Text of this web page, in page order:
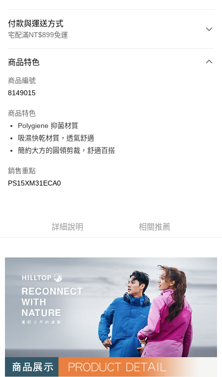
付款與運送方式
宅配滿NT$899免運
信用卡一次付款
LINE Pay
悠遊付
Google Pay
運送方式
宅配
每筆NT$399，滿NT$18,000(含以上)免運費
商品特色
商品編號
8149015
商品特色
Polygiene 抑菌材質
吸濕快乾材質，透氣舒適
簡約大方的圓領剪裁，舒適百搭
銷售重點
PS15XM31ECA0
詳細說明 相關推薦